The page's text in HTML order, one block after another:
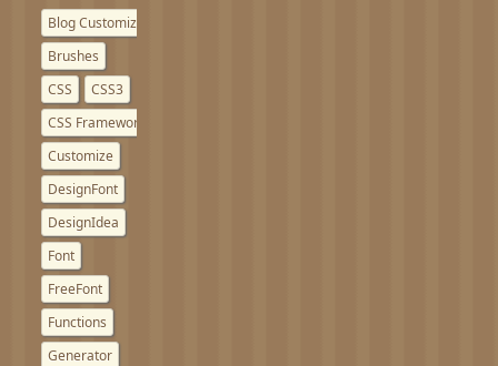
Blog Customize
Brushes
CSS
CSS3
CSS Framework
Customize
DesignFont
DesignIdea
Font
FreeFont
Functions
Generator